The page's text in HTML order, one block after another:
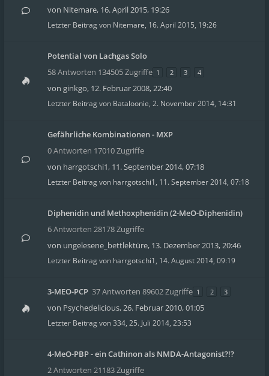
von Nitemare, 16. April 2015, 19:26
Letzter Beitrag von Nitemare, 16. April 2015, 19:26
Potential von Lachgas Solo
58 Antworten 134505 Zugriffe 1 2 3 4
von ginkgo, 12. Februar 2008, 22:40
Letzter Beitrag von Bataloonie, 2. November 2014, 14:31
Gefährliche Kombinationen - MXP
0 Antworten 17010 Zugriffe
von harrgotschi1, 11. September 2014, 07:18
Letzter Beitrag von harrgotschi1, 11. September 2014, 07:18
Diphenidin und Methoxphenidin (2-MeO-Diphenidin)
6 Antworten 28178 Zugriffe
von ungelesene_bettlektüre, 13. Dezember 2013, 20:46
Letzter Beitrag von harrgotschi1, 14. August 2014, 09:19
3-MEO-PCP 37 Antworten 89602 Zugriffe 1 2 3
von Psychedelicious,26. Februar 2010, 01:05
Letzter Beitrag von334, 25. Juli 2014, 23:53
4-MeO-PBP - ein Cathinon als NMDA-Antagonist?!?
2 Antworten 21183 Zugriffe